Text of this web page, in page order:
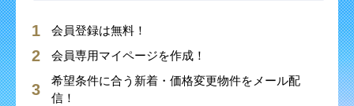
会員登録は無料！
会員専用マイページを作成！
希望条件に合う新着・価格変更物件をメール配
信！